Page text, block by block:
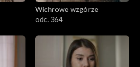
Wichrowe wzgórze
odc. 364